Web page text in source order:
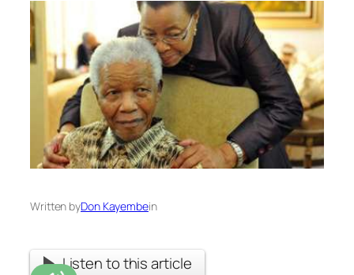
Written byDon Kayembein
Listen to this article